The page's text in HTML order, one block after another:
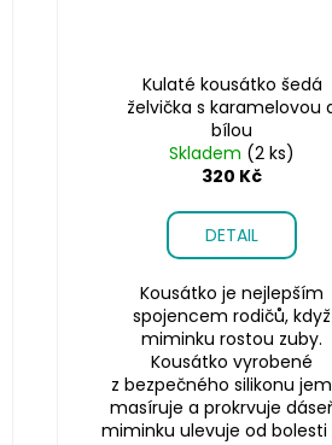
Kulaté kousátko šedá
želvička s karamelovou
bílou
Skladem (2 ks)
320 Kč
DETAIL
Kousátko je nejlepším
spojencem rodičů, když
miminku rostou zuby.
Kousátko vyrobené
z bezpečného silikonu
masíruje a prokrvuje
miminku ulevuje od bolesti